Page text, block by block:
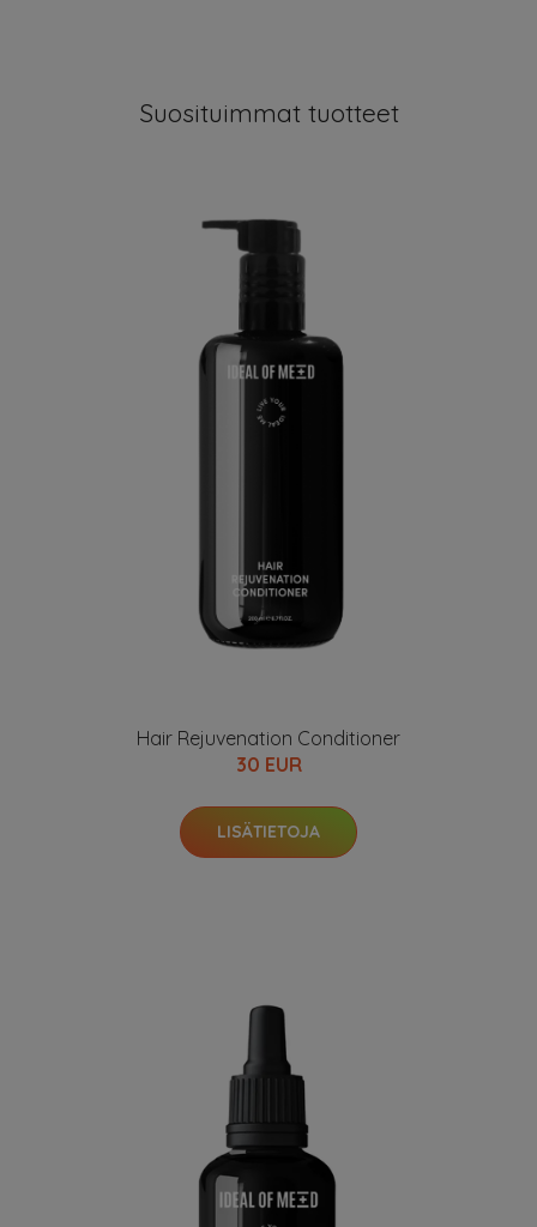
Suosituimmat tuotteet
Hair Rejuvenation Conditioner
30 EUR
LISÄTIETOJA